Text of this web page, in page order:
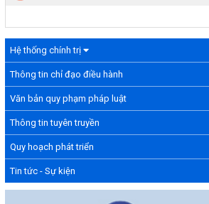
Hệ thống chính trị
Thông tin chỉ đạo điều hành
Văn bản quy phạm pháp luật
Thông tin tuyên truyền
Quy hoạch phát triển
Tin tức - Sự kiện